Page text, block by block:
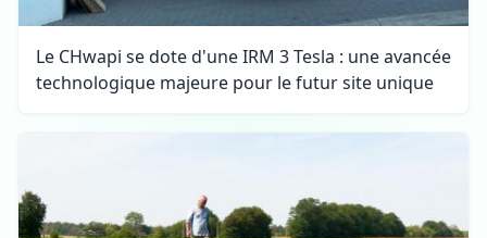
Le CHwapi se dote d'une IRM 3 Tesla : une avancée
technologique majeure pour le futur site unique